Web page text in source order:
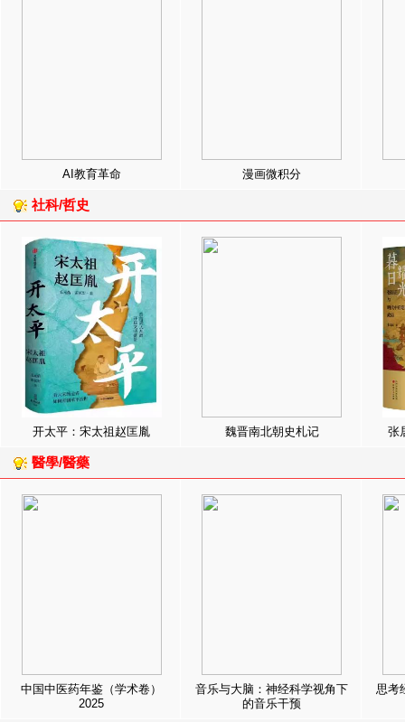
AI教育革命 漫画微积分
社科/哲史
开太平：宋太祖赵匡胤 魏晋南北朝史札记 张
醫學/醫藥
中国中医药年鉴（学术卷）
2025
音乐与大脑：神经科学视角下
的音乐干预
思考